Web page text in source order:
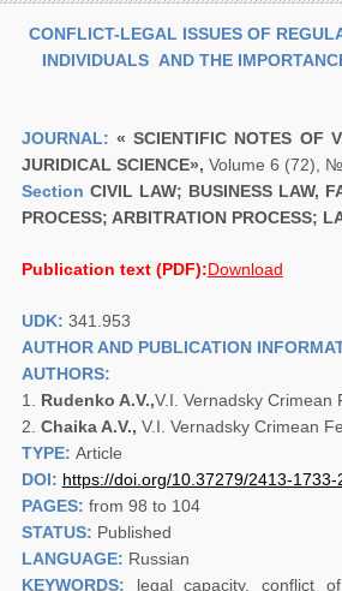
CONFLICT-LEGAL ISSUES OF
INDIVIDUALS AND THE
JOURNAL:« SCIENTIFIC NOTES OF
JURIDICAL SCIENCE», Volume 6 (72),
Section CIVIL LAW; BUSINESS LAW,
PROCESS; ARBITRATION PROCESS;
Publication text (PDF):Download
UDK: 341.953
AUTHOR AND PUBLICATION
AUTHORS:
Rudenko A.V.,V.I. Vernadsky Crimean
Chaika A.V., V.I. Vernadsky Crimean
TYPE: Article
DOI: https://doi.org/10.37279/2413-
PAGES: from 98 to 104
STATUS: Published
LANGUAGE: Russian
KEYWORDS: legal capacity, conflict